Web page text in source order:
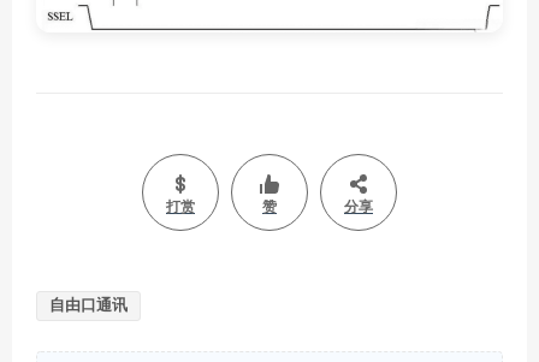
打赏 赞 分享
自由口通讯